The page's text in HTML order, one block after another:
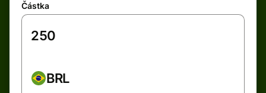
Částka
BRL